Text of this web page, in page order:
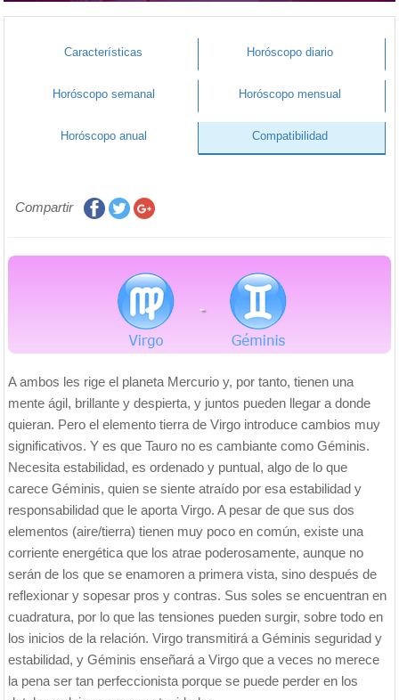
Características Horóscopo diario
Horóscopo semanal Horóscopo mensual
Horóscopo anual Compatibilidad
Compartir
-
A ambos les rige el planeta Mercurio y, por tanto, tienen una
mente ágil, brillante y despierta, y juntos pueden llegar a donde
quieran. Pero el elemento tierra de Virgo introduce cambios muy
significativos. Y es que Tauro no es cambiante como Géminis.
Necesita estabilidad, es ordenado y puntual, algo de lo que
carece Géminis, quien se siente atraído por esa estabilidad y
responsabilidad que le aporta Virgo. A pesar de que sus dos
elementos (aire/tierra) tienen muy poco en común, existe una
corriente energética que los atrae poderosamente, aunque no
serán de los que se enamoren a primera vista, sino después de
reflexionar y sopesar pros y contras. Sus soles se encuentran en
cuadratura, por lo que las tensiones pueden surgir, sobre todo en
los inicios de la relación. Virgo transmitirá a Géminis seguridad y
estabilidad, y Géminis enseñará a Virgo que a veces no merece
la pena ser tan perfeccionista porque se puede perder en los